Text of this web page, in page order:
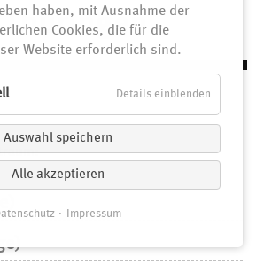
Thüringen
haben, mit Ausnahme der
Cookies, die für die
Website erforderlich sind.
Details einblenden
Auswahl speichern
Alle akzeptieren
Impressum